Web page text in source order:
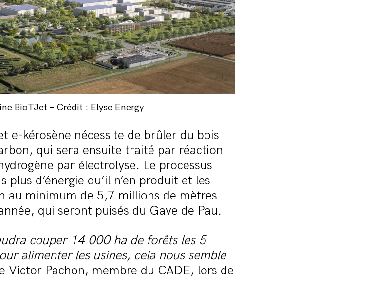
BioTJet – Crédit : Elyse Energy
e-kérosène nécessite de brûler du bois
qui sera ensuite traité par réaction
par électrolyse. Le processus
plus d’énergie qu’il n’en produit et les
au minimum de 5,7 millions de mètres
, qui seront puisés du Gave de Pau.
couper 14 000 ha de forêts les 5
alimenter les usines, cela nous semble
Victor Pachon, membre du CADE, lors de